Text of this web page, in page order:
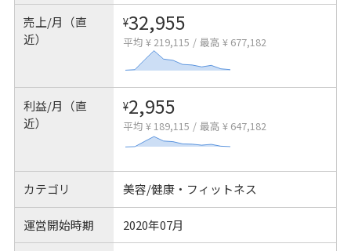
売上/月（直
近）
¥32,955
平均 ¥ 219,115 / 最高 ¥ 677,182
利益/月（直
近）
¥2,955
平均 ¥ 189,115 / 最高 ¥ 647,182
カテゴリ 美容/健康・フィットネス
運営開始時期 2020年07月